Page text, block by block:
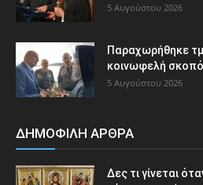
5 Αυγούστου 2026
Παραχωρήθηκε
κοινωφελή
5 Αυγούστου 2026
ΔΗΜΟΦΙΛΗ ΑΡΘΡΑ
Δες τι γίνεται